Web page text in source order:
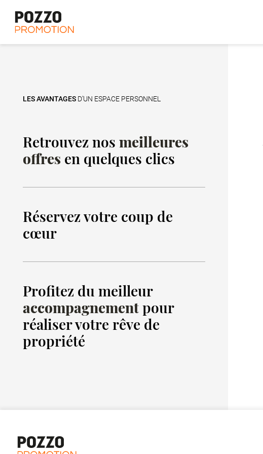
LES AVANTAGES D’UN ESPACE PERSONNEL
Retrouvez nos meilleures
offres en quelques clics
Réservez votre coup de
cœur
Profitez du meilleur
accompagnementpour
réaliser votre rêve de
propriété